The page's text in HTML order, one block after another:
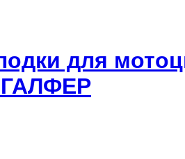
для
ГАЛФЕР